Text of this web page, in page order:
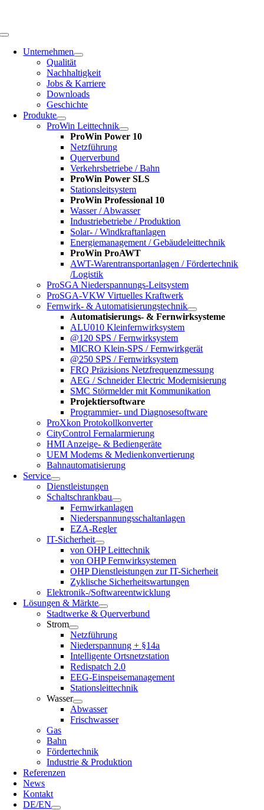
Toggle
NavigationUnternehmen
Qualität
Nachhaltigkeit
Jobs & Karriere
Downloads
Geschichte
Produkte
ProWin Leittechnik
ProWin Power 10
Netzführung
Querverbund
Verkehrsbetriebe / Bahn
ProWin Power SLS
Stationsleitsystem
ProWin Professional 10
Wasser / Abwasser
Industriebetriebe / Produktion
Solar- / Windkraftanlagen
Energiemanagement / Gebäudeleittechnik
ProWin ProAWT
AWT-Warentransportanlagen / Fördertechnik
/Logistik
ProSGA Niederspannungs-Leitsystem
ProSGA-VKW Virtuelles Kraftwerk
Fernwirk- & Automatisierungstechnik
Automatisierungs- & Fernwirksysteme
ALU010 Kleinfernwirksystem
@120 SPS / Fernwirksystem
MICRO Klein-SPS / Fernwirkgerät
@250 SPS / Fernwirksystem
FRQ Präzisions Netzfrequenzmessung
AEG / Schneider Electric Modernisierung
SMC Störmelder mit Kommunikation
Projektiersoftware
Programmier- und Diagnosesoftware
ProXkon Protokollkonverter
CityControl Fernalarmierung
HMI Anzeige- & Bediengeräte
UEM Modems & Medienkonvertierung
Bahnautomatisierung
Service
Dienstleistungen
Schaltschrankbau
Fernwirkanlagen
Niederspannungsschaltanlagen
EZA-Regler
IT-Sicherheit
von OHP Leittechnik
von OHP Fernwirksystemen
OHP Dienstleistungen zur IT-Sicherheit
Zyklische Sicherheitswartungen
Elektronik-/Softwareentwicklung
Lösungen & Märkte
Stadtwerke & Querverbund
Strom
Netzführung
Niederspannung + §14a
Intelligente Ortsnetzstation
Redispatch 2.0
EEG-Einspeisemanagement
Stationsleittechnik
Wasser
Abwasser
Frischwasser
Gas
Bahn
Fördertechnik
Industrie & Produktion
Referenzen
News
Kontakt
DE/EN